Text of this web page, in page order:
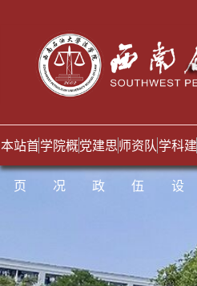
本站首
页
学院概
况
党建思
政
师资队
伍
学科建
设